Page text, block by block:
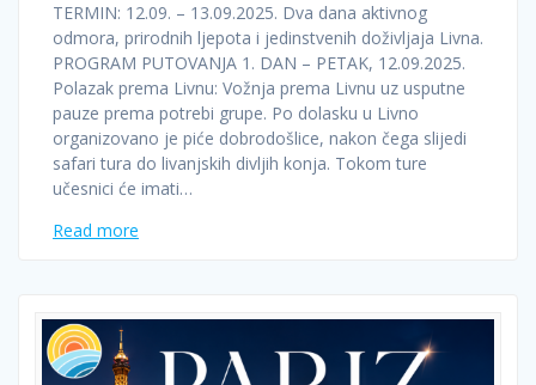
TERMIN: 12.09. – 13.09.2025. Dva dana aktivnog
odmora, prirodnih ljepota i jedinstvenih doživljaja Livna.
PROGRAM PUTOVANJA 1. DAN – PETAK, 12.09.2025.
Polazak prema Livnu: Vožnja prema Livnu uz usputne
pauze prema potrebi grupe. Po dolasku u Livno
organizovano je piće dobrodošlice, nakon čega slijedi
safari tura do livanjskih divljih konja. Tokom ture
učesnici će imati…
Read more